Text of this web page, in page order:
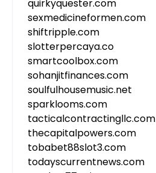
quirkyquester.com
sexmedicineformen.com
shiftripple.com
slotterpercaya.co
smartcoolbox.com
sohanjitfinances.com
soulfulhousemusic.net
sparklooms.com
tacticalcontractingllc.com
thecapitalpowers.com
tobabet88slot3.com
todayscurrentnews.com